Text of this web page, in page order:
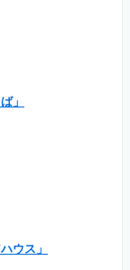
」
ウス」